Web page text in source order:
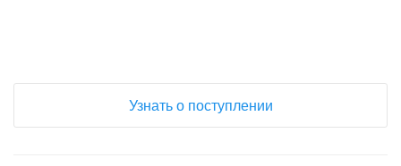
Узнать о поступлении